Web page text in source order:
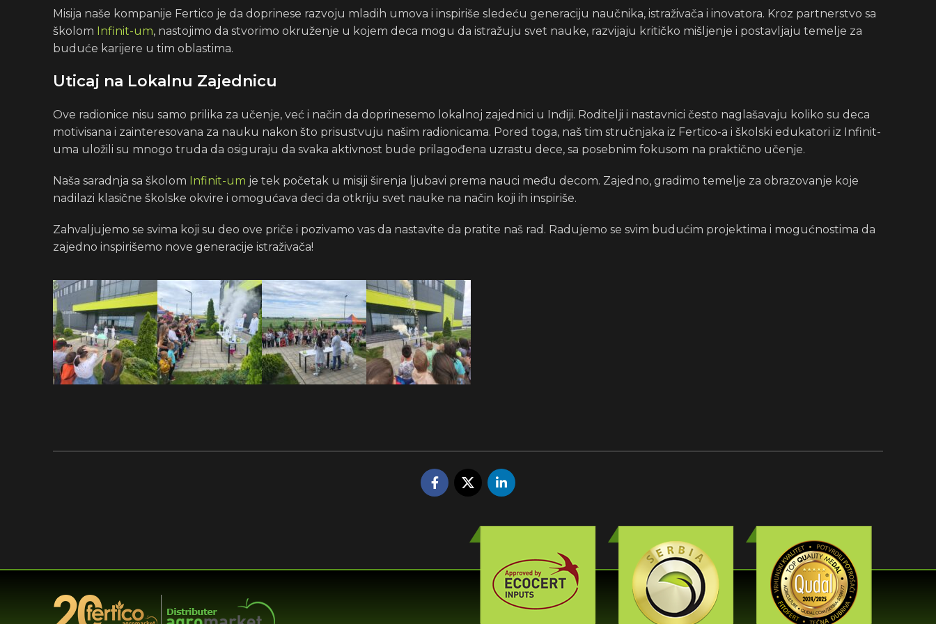
Misija naše kompanije Fertico je da doprinese razvoju mladih umova i inspiriše sledeću generaciju naučnika, istraživača i inovatora. Kroz partnerstvo sa
školom Infinit-um, nastojimo da stvorimo okruženje u kojem deca mogu da istražuju svet nauke, razvijaju kritičko mišljenje i postavljaju temelje za
buduće karijere u tim oblastima.
Uticaj na Lokalnu Zajednicu
Ove radionice nisu samo prilika za učenje, već i način da doprinesemo lokalnoj zajednici u Inđiji. Roditelji i nastavnici često naglašavaju koliko su deca
motivisana i zainteresovana za nauku nakon što prisustvuju našim radionicama. Pored toga, naš tim stručnjaka iz Fertico-a i školski edukatori iz Infinit-
uma uložili su mnogo truda da osiguraju da svaka aktivnost bude prilagođena uzrastu dece, sa posebnim fokusom na praktično učenje.
Naša saradnja sa školom Infinit-um je tek početak u misiji širenja ljubavi prema nauci među decom. Zajedno, gradimo temelje za obrazovanje koje
nadilazi klasične školske okvire i omogućava deci da otkriju svet nauke na način koji ih inspiriše.
Zahvaljujemo se svima koji su deo ove priče i pozivamo vas da nastavite da pratite naš rad. Radujemo se svim budućim projektima i mogućnostima da
zajedno inspirišemo nove generacije istraživača!